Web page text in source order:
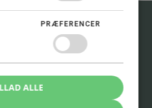
emnet, kontakt
henvende dig til os og få en
Vi har stor erfaring i at
dig råd om, hvad der er bedst at
PRÆFERENCER
ALLE